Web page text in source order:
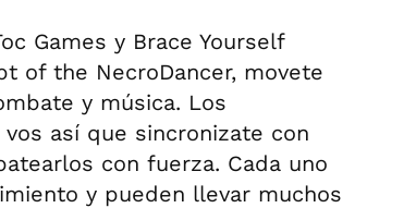
Games y Brace Yourself
of the NecroDancer, movete
y música. Los
así que sincronizate con
con fuerza. Cada uno
y pueden llevar muchos